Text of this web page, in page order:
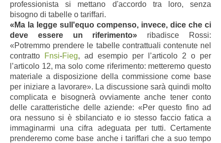
professionista si mettano d'accordo tra loro, senza
bisogno di tabelle o tariffari.
«Ma la legge sull'equo compenso, invece, dice che ci
deve essere un riferimento» ribadisce Rossi:
«Potremmo prendere le tabelle contrattuali contenute nel
contratto
Fnsi-Fieg, ad esempio per l’articolo 2 o per
l’articolo 12, ma solo come riferimento: metteremo questo
materiale a disposizione della commissione come base
per iniziare a lavorare». La discussione sarà quindi molto
complicata e bisognerà ovviamente anche tener conto
delle caratteristiche delle aziende: «Per questo fino ad
ora nessuno si è sbilanciato e io stesso faccio fatica a
immaginarmi una cifra adeguata per tutti. Certamente
prenderemo come base anche i tariffari che a suo tempo